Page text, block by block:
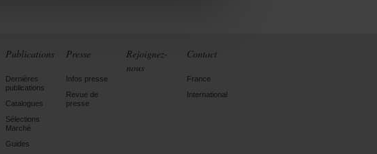
Publications
Dernières
publications
Catalogues
Sélections
Marché
Guides
Presse
Infos presse
Revue de
presse
Rejoignez-
nous
Contact
France
International